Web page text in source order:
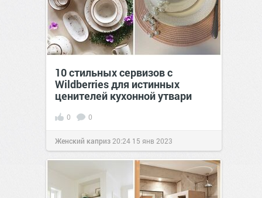
10 стильных сервизов с
Wildberries для истинных
ценителей кухонной утвари
0 0
Женский каприз 20:24 15 янв 2023